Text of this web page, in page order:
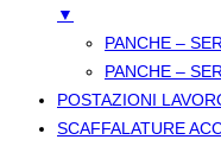
▼
PANCHE –
PANCHE –
POSTAZIONI
SCAFFALATURE